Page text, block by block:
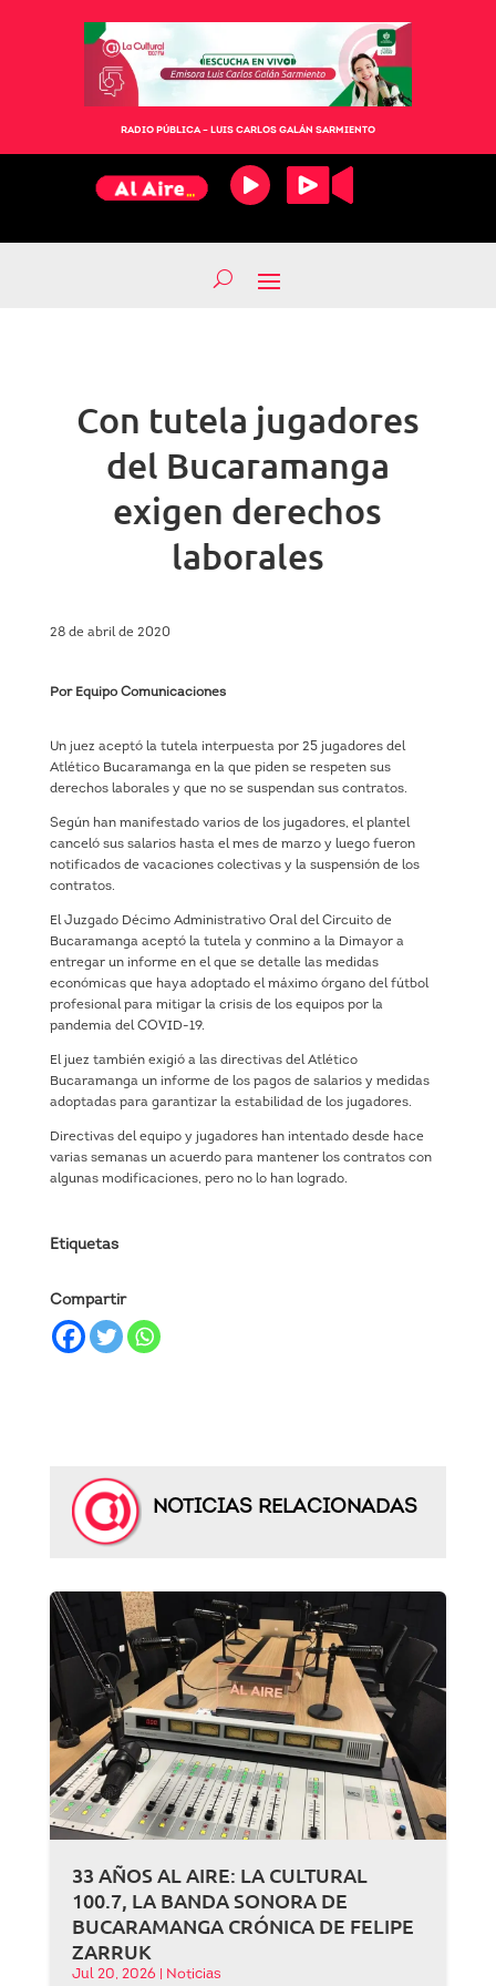
RADIO PÚBLICA – LUIS CARLOS GALÁN SARMIENTO
Con tutela jugadores
del Bucaramanga
exigen derechos
laborales
28 de abril de 2020
Por Equipo Comunicaciones
Un juez aceptó la tutela interpuesta por 25 jugadores del
Atlético Bucaramanga en la que piden se respeten sus
derechos laborales y que no se suspendan sus contratos.
Según han manifestado varios de los jugadores, el plantel
canceló sus salarios hasta el mes de marzo y luego fueron
notificados de vacaciones colectivas y la suspensión de los
contratos.
El Juzgado Décimo Administrativo Oral del Circuito de
Bucaramanga aceptó la tutela y conmino a la Dimayor a
entregar un informe en el que se detalle las medidas
económicas que haya adoptado el máximo órgano del fútbol
profesional para mitigar la crisis de los equipos por la
pandemia del COVID-19.
El juez también exigió a las directivas del Atlético
Bucaramanga un informe de los pagos de salarios y medidas
adoptadas para garantizar la estabilidad de los jugadores.
Directivas del equipo y jugadores han intentado desde hace
varias semanas un acuerdo para mantener los contratos con
algunas modificaciones, pero no lo han logrado.
Etiquetas
Compartir
NOTICIAS RELACIONADAS
33 AÑOS AL AIRE: LA CULTURAL
100.7, LA BANDA SONORA DE
BUCARAMANGA CRÓNICA DE FELIPE
ZARRUK
Jul 20, 2026 Noticias